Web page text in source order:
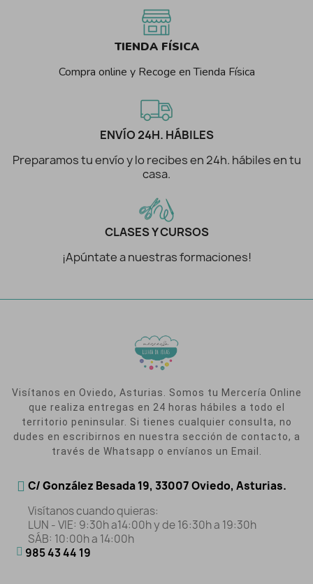
TIENDA FÍSICA
Compra online y Recoge en Tienda Física
ENVÍO 24H. HÁBILES
Preparamos tu envío y lo recibes en 24h. hábiles en tu
casa.
CLASES Y CURSOS
¡Apúntate a nuestras formaciones!
Visítanos en Oviedo, Asturias. Somos tu Mercería Online
que realiza entregas en 24 horas hábiles a todo el
territorio peninsular. Si tienes cualquier consulta, no
dudes en escribirnos en nuestra sección de contacto, a
través de Whatsapp o envíanos un Email.
C/ González Besada 19, 33007 Oviedo, Asturias.
Visítanos cuando quieras:
LUN - VIE: 9:30h a14:00h y de 16:30h a 19:30h
SÁB: 10:00h a 14:00h
985 43 44 19